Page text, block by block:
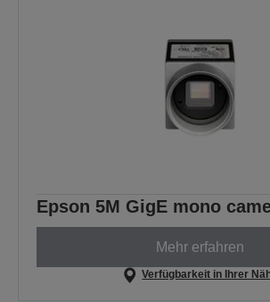
Epson 5M GigE mono
Mehr erfahren
Verfügbarkeit in Ihrer